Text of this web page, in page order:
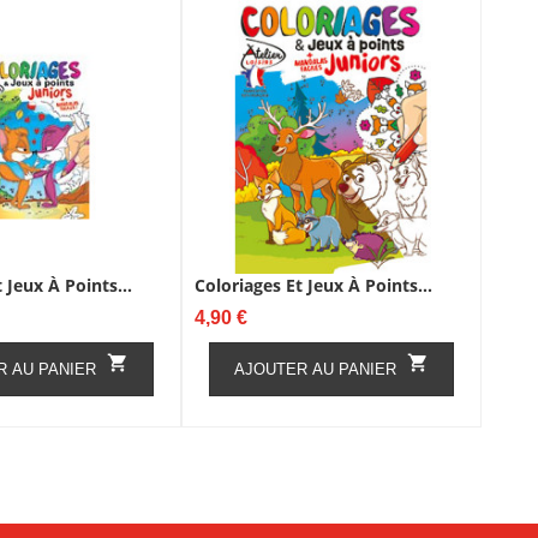
Jeux À Points...
AU PANIER 
Coloriages Et Jeux À Points...
Prix
4,90 €
AJOUTER AU PANIER 